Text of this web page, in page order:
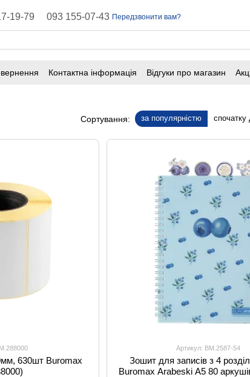
19-79 093 155-07-43 Передзвонити вам?
Контактна інформація Відгуки про магазин
Сортування: за популярністю
630шт Buromax
Артикул: BM.2587-54
Зошит для записів з 4
Buromax Arabeski A5 80